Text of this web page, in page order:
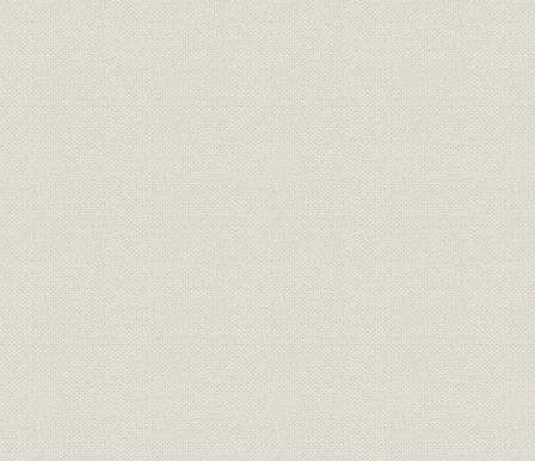
報知新聞の出版物
明治・大正・昭和を経て平成の40000号まで
薬研堀時代の社屋
明治・昭和期の紙面
漫画「ノンキナトウサン」
「婦人子供報知」
「紙齢40000号を迎える」紙面
題字
創刊号から平成4年まで